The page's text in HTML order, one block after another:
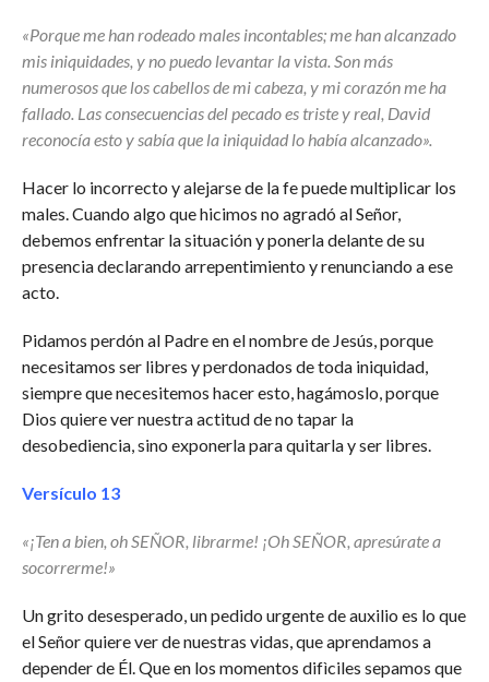
«Porque me han rodeado males incontables; me han alcanzado
mis iniquidades, y no puedo levantar la vista. Son más
numerosos que los cabellos de mi cabeza, y mi corazón me ha
fallado. Las consecuencias del pecado es triste y real, David
reconocía esto y sabía que la iniquidad lo había alcanzado».
Hacer lo incorrecto y alejarse de la fe puede multiplicar los
males. Cuando algo que hicimos no agradó al Señor,
debemos enfrentar la situación y ponerla delante de su
presencia declarando arrepentimiento y renunciando a ese
acto.
Pidamos perdón al Padre en el nombre de Jesús, porque
necesitamos ser libres y perdonados de toda iniquidad,
siempre que necesitemos hacer esto, hagámoslo, porque
Dios quiere ver nuestra actitud de no tapar la
desobediencia, sino exponerla para quitarla y ser libres.
Versículo 13
«¡Ten a bien, oh SEÑOR, librarme! ¡Oh SEÑOR, apresúrate a
socorrerme!»
Un grito desesperado, un pedido urgente de auxilio es lo que
el Señor quiere ver de nuestras vidas, que aprendamos a
depender de Él. Que en los momentos difìciles sepamos que